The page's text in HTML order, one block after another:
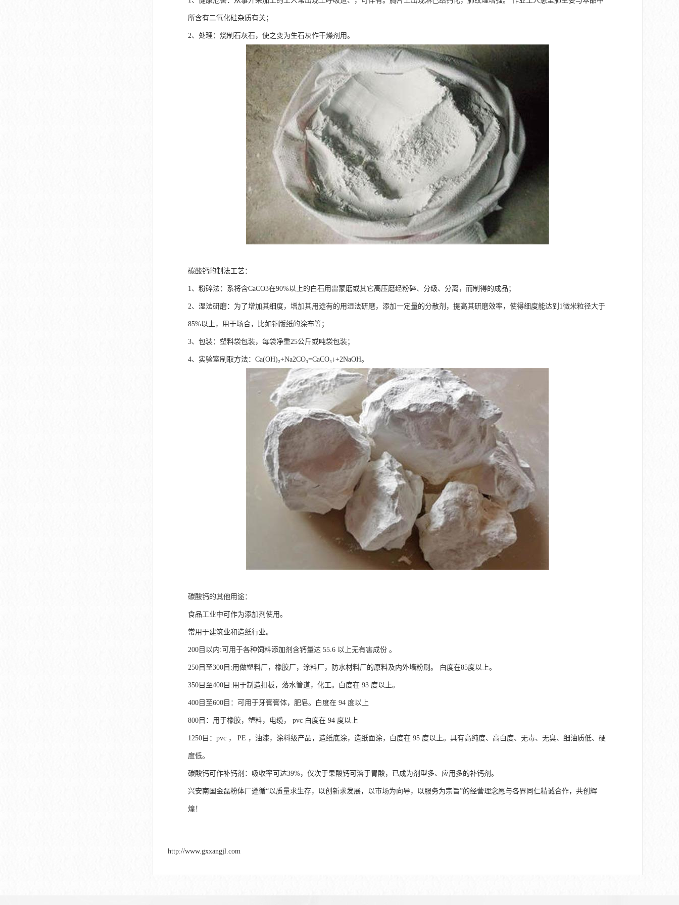
所含有二氧化硅杂质有关；
2、处理：烧制石灰石，使之变为生石灰作干燥剂用。
碳酸钙的制法工艺：
1、粉碎法：系将含CaCO3在90%以上的白石用雷蒙磨或其它高压磨经粉碎、分级、分离，而制得的成品；
2、湿法研磨：为了增加其细度，增加其用途有的用湿法研磨，添加一定量的分散剂，提高其研磨效率，使得细度能达到1微米粒径大于
85%以上，用于场合，比如铜版纸的涂布等；
3、包装：塑料袋包装，每袋净重25公斤或吨袋包装；
4、实验室制取方法：Ca(OH)₂+Na2CO₃=CaCO₃↓+2NaOH。
碳酸钙的其他用途：
食品工业中可作为添加剂使用。
常用于建筑业和造纸行业。
200目以内:可用于各种饲料添加剂含钙量达 55.6 以上无有害成份 。
250目至300目:用做塑料厂，橡胶厂，涂料厂，防水材料厂的原料及内外墙粉刷。 白度在85度以上。
350目至400目:用于制造扣板，落水管道，化工。白度在 93 度以上。
400目至600目：可用于牙膏膏体，肥皂。白度在 94 度以上
800目：用于橡胶，塑料，电缆， pvc 白度在 94 度以上
1250目：pvc ， PE ，油漆，涂料级产品，造纸底涂，造纸面涂，白度在 95 度以上。具有高纯度、高白度、无毒、无臭、细油质低、硬
度低。
碳酸钙可作补钙剂：吸收率可达39%，仅次于果酸钙可溶于胃酸，已成为剂型多、应用多的补钙剂。
兴安南国金磊粉体厂遵循“以质量求生存，以创新求发展，以市场为向导，以服务为宗旨”的经营理念愿与各界同仁精诚合作，共创辉
煌！
http://www.gxxangjl.com